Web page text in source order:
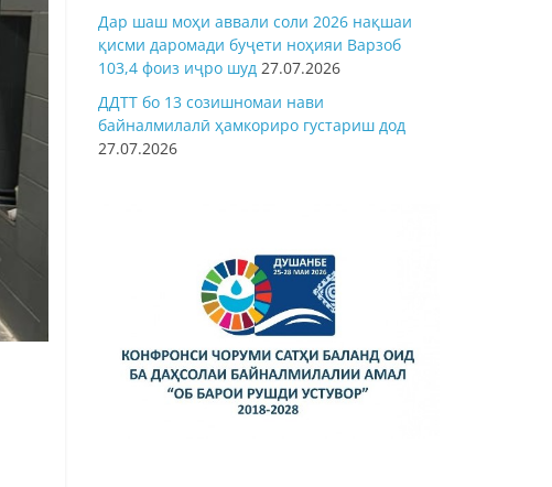
Дар шаш моҳи аввали соли 2026 нақшаи
қисми даромади буҷети ноҳияи Варзоб
103,4 фоиз иҷро шуд 27.07.2026
ДДТТ бо 13 созишномаи нави
байналмилалӣ ҳамкориро густариш дод
27.07.2026